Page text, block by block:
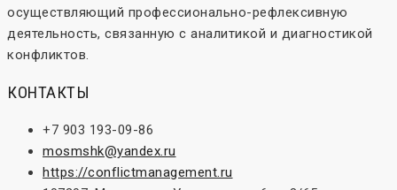
осуществляющий профессионально-рефлексивную
деятельность, связанную с аналитикой и диагностикой
конфликтов.
КОНТАКТЫ
+7 903 193-09-86
mosmshk@yandex.ru
https://conflictmanagement.ru